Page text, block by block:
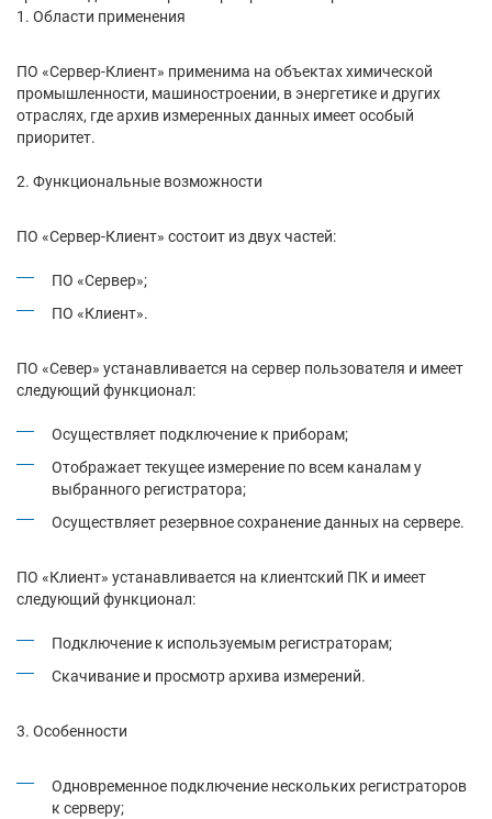
Области применения
ПО «Сервер-Клиент» применима на объектах химической
промышленности, машиностроении, в энергетике и других
отраслях, где архив измеренных данных имеет особый
приоритет.
Функциональные возможности
ПО «Сервер-Клиент» состоит из двух частей:
ПО «Сервер»;
ПО «Клиент».
ПО «Север» устанавливается на сервер пользователя и имеет
следующий функционал:
Осуществляет подключение к приборам;
Отображает текущее измерение по всем каналам у
выбранного регистратора;
Осуществляет резервное сохранение данных на сервере.
ПО «Клиент» устанавливается на клиентский ПК и имеет
следующий функционал:
Подключение к используемым регистраторам;
Скачивание и просмотр архива измерений.
Особенности
Одновременное подключение нескольких регистраторов
к серверу;